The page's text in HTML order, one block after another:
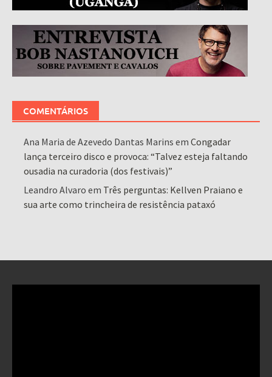
COMENTÁRIOS
Ana Maria de Azevedo Dantas Marins emCongadar
lança terceiro disco e provoca: “Talvez esteja faltando
ousadia na curadoria (dos festivais)”
Leandro Alvaro em Três perguntas: Kellven Praiano e
sua arte como trincheira de resistência pataxó